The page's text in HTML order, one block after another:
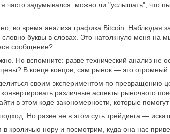
часто задумывался: можно ли "услышать", что
во время анализа графика Bitcoin. Наблюдая
буквы в словах. Это натолкнуло меня на
сообщение?
Но вспомните: разве технический анализ не
В конце концов, сам рынок — это
своим экспериментом по
различные аспекты рыночного
в этом коде закономерности, которые
Но разве не в этом суть трейдинга —
кроличью нору и посмотрим, куда она нас